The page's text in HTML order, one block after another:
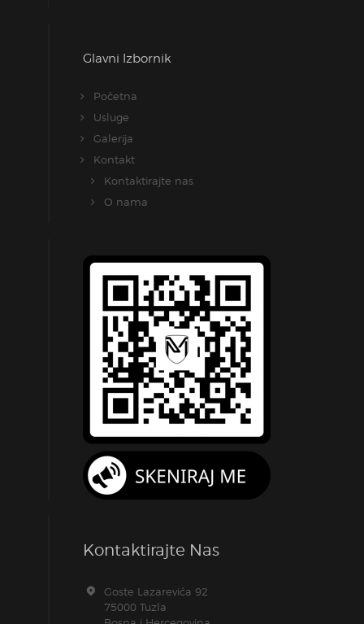
Glavni Izbornik
Početna
Usluge
Galerija
Kontakt
Kontaktirajte nas
O nama
Kontaktirajte Nas
Goste Lazarevića 92
75000 Tuzla